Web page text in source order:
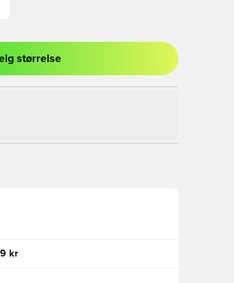
eller tilmelde dig som medlem
størrelse
kr